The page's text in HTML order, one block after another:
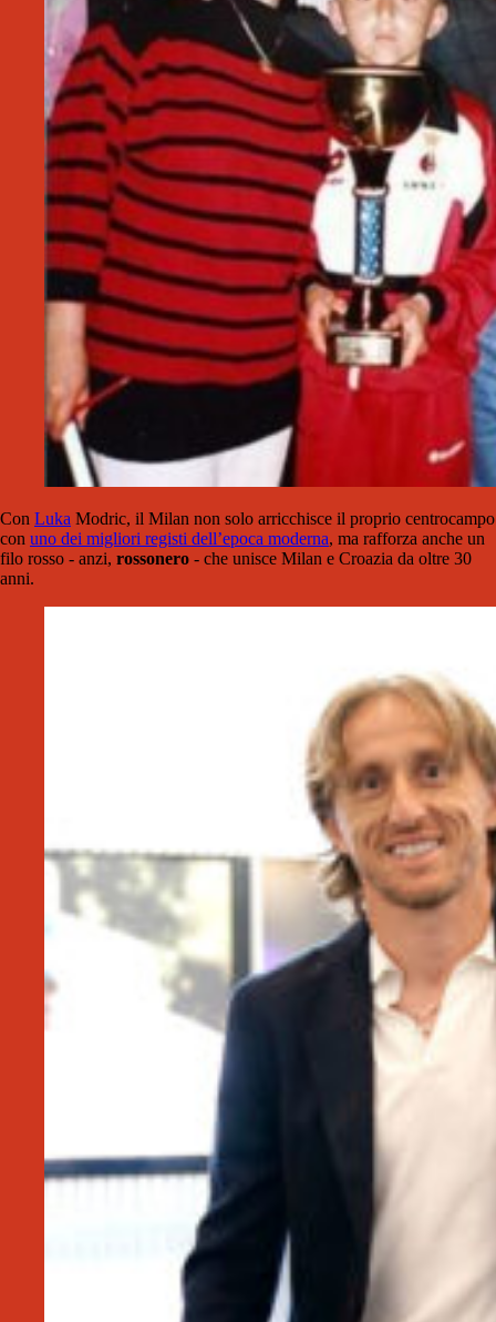
Con Luka Modric, il Milan non solo arricchisce il proprio centrocampo
con uno dei migliori registi dell’epoca moderna, ma rafforza anche un
filo rosso - anzi, rossonero - che unisce Milan e Croazia da oltre 30
anni.